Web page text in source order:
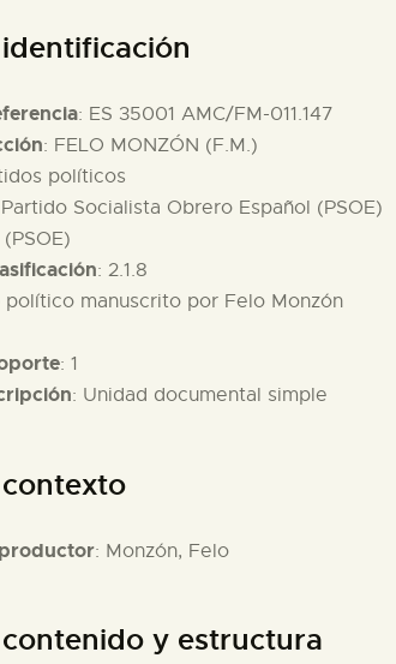
: ES 35001 AMC/FM-011.147
: FELO MONZÓN (F.M.)
políticos
Socialista Obrero Español (PSOE)
: 2.1.8
político manuscrito por Felo Monzón
: 1
: Unidad documental simple
: Monzón, Felo
y estructura